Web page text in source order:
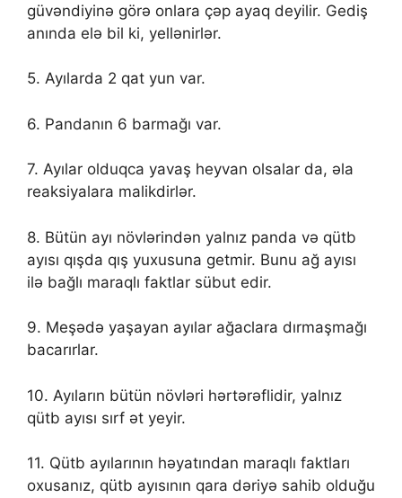
güvəndiyinə görə onlara çəp ayaq deyilir. Gediş
anında elə bil ki, yellənirlər.
5. Ayılarda 2 qat yun var.
6. Pandanın 6 barmağı var.
7. Ayılar olduqca yavaş heyvan olsalar da, əla
reaksiyalara malikdirlər.
8. Bütün ayı növlərindən yalnız panda və qütb
ayısı qışda qış yuxusuna getmir. Bunu ağ ayısı
ilə bağlı maraqlı faktlar sübut edir.
9. Meşədə yaşayan ayılar ağaclara dırmaşmağı
bacarırlar.
10. Ayıların bütün növləri hərtərəflidir, yalnız
qütb ayısı sırf ət yeyir.
11. Qütb ayılarının həyatından maraqlı faktları
oxusanız, qütb ayısının qara dəriyə sahib olduğu